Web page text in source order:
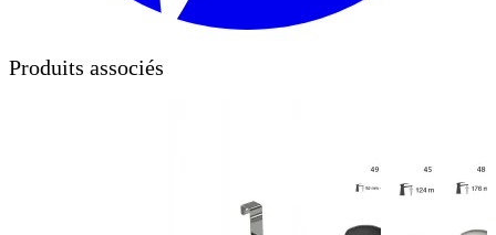
Produits associés